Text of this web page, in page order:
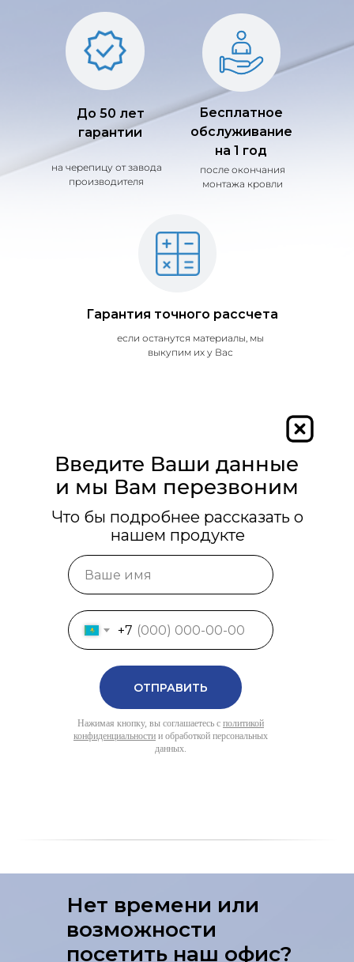
До 50 лет
гарантии
на черепицу от завода
производителя
Бесплатное
обслуживание
на 1 год
после окончания
монтажа кровли
Гарантия точного рассчета
если останутся материалы, мы
выкупим их у Вас
Введите Ваши данные
и мы Вам перезвоним
Что бы подробнее рассказать о
нашем продукте
+7
ОТПРАВИТЬ
Нажимая кнопку, вы соглашаетесь с политикой
конфиденциальности и обработкой персональных
данных.
Нет времени или
возможности
посетить наш офис?